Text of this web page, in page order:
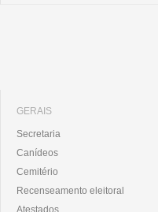
GERAIS
Secretaria
Canídeos
Cemitério
Recenseamento eleitoral
Atestados